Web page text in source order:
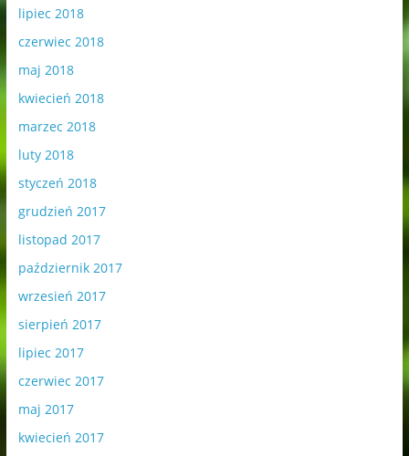
lipiec 2018
czerwiec 2018
maj 2018
kwiecień 2018
marzec 2018
luty 2018
styczeń 2018
grudzień 2017
listopad 2017
październik 2017
wrzesień 2017
sierpień 2017
lipiec 2017
czerwiec 2017
maj 2017
kwiecień 2017